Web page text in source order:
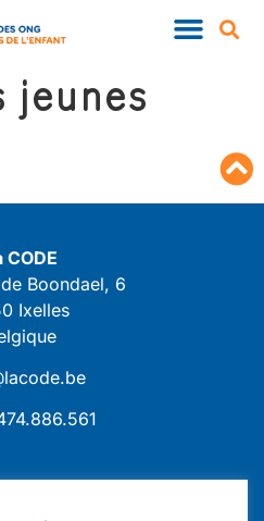
jeunes
CODE
Boondael, 6
Ixelles